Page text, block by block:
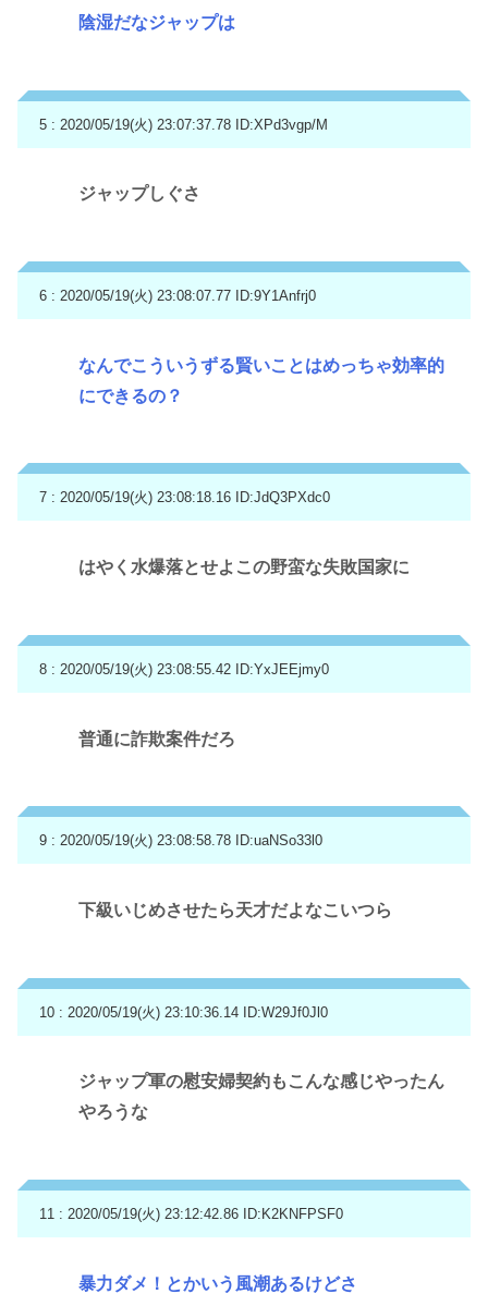
陰湿だなジャップは
5 : 2020/05/19(火) 23:07:37.78 ID:XPd3vgp/M
ジャップしぐさ
6 : 2020/05/19(火) 23:08:07.77 ID:9Y1Anfrj0
なんでこういうずる賢いことはめっちゃ効率的
にできるの？
7 : 2020/05/19(火) 23:08:18.16 ID:JdQ3PXdc0
はやく水爆落とせよこの野蛮な失敗国家に
8 : 2020/05/19(火) 23:08:55.42 ID:YxJEEjmy0
普通に詐欺案件だろ
9 : 2020/05/19(火) 23:08:58.78 ID:uaNSo33l0
下級いじめさせたら天才だよなこいつら
10 : 2020/05/19(火) 23:10:36.14 ID:W29Jf0Jl0
ジャップ軍の慰安婦契約もこんな感じやったん
やろうな
11 : 2020/05/19(火) 23:12:42.86 ID:K2KNFPSF0
暴力ダメ！とかいう風潮あるけどさ